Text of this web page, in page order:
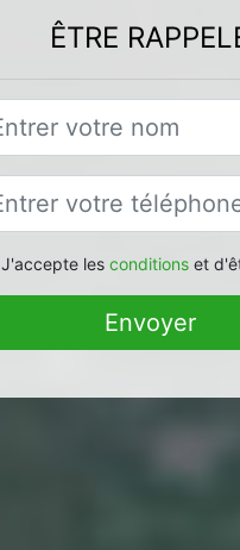
ÊTRE
J'accepte les conditionset
Envoyer